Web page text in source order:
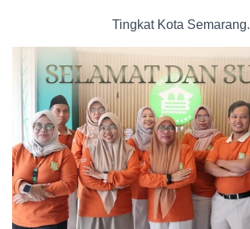
Tingkat Kota Semarang.